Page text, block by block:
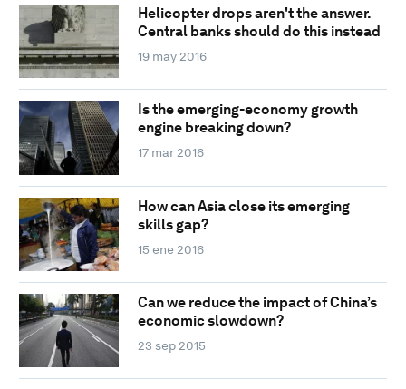
Helicopter drops aren't the answer.
Central banks should do this instead
19 may 2016
Is the emerging-economy growth
engine breaking down?
17 mar 2016
How can Asia close its emerging
skills gap?
15 ene 2016
Can we reduce the impact of China’s
economic slowdown?
23 sep 2015